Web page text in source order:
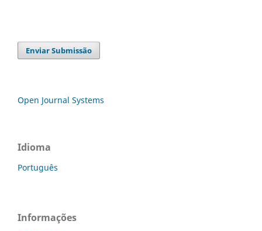
Enviar Submissão
Open Journal Systems
Idioma
Português
Informações